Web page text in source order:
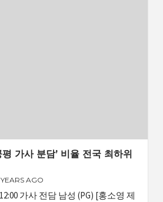
평 가사 분담’ 비율 전국 최하위
AGO
가사 전담 남성 (PG) [홍소영 제